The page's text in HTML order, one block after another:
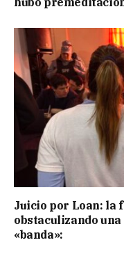
Juicio por Loan: la
obstaculizando
«banda»: